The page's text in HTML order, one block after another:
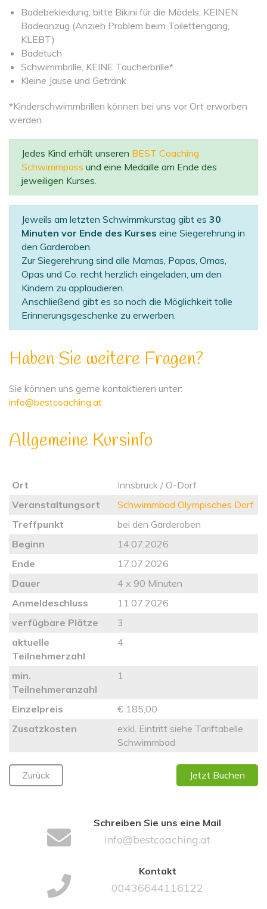
Badebekleidung, bitte Bikini für die Mädels, KEINEN
Badeanzug (Anzieh Problem beim Toilettengang,
KLEBT)
Badetuch
Schwimmbrille, KEINE Taucherbrille*
Kleine Jause und Getränk
*Kinderschwimmbrillen können bei uns vor Ort erworben
werden
Jedes Kind erhält unseren BEST Coaching
Schwimmpass und eine Medaille am Ende des
jeweiligen Kurses.
Jeweils am letzten Schwimmkurstag gibt es 30
Minuten vor Ende des Kurses eine Siegerehrung in
den Garderoben.
Zur Siegerehrung sind alle Mamas, Papas, Omas,
Opas und Co. recht herzlich eingeladen, um den
Kindern zu applaudieren.
Anschließend gibt es so noch die Möglichkeit tolle
Erinnerungsgeschenke zu erwerben.
Haben Sie weitere Fragen?
Sie können uns gerne kontaktieren unter:
info@bestcoaching.at
Allgemeine Kursinfo
Ort
Innsbruck / O-Dorf
Veranstaltungsort
Schwimmbad Olympisches Dorf
Treffpunkt
bei den Garderoben
Beginn
14.07.2026
Ende
17.07.2026
Dauer
4 x 90 Minuten
Anmeldeschluss
11.07.2026
verfügbare Plätze
3
aktuelle
Teilnehmerzahl
4
min.
Teilnehmeranzahl
1
Einzelpreis
€ 185,00
Zusatzkosten
exkl. Eintritt siehe Tariftabelle
Schwimmbad
Zurück Jetzt Buchen
Schreiben Sie uns eine Mail
info@bestcoaching.at
Kontakt
00436644116122